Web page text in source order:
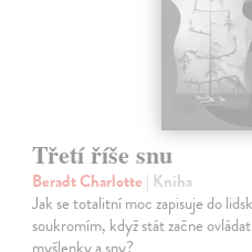
Třetí říše snu
Beradt Charlotte | Kniha
Jak se totalitní moc zapisuje do
soukromím, když stát začne
myšlenky a sny?